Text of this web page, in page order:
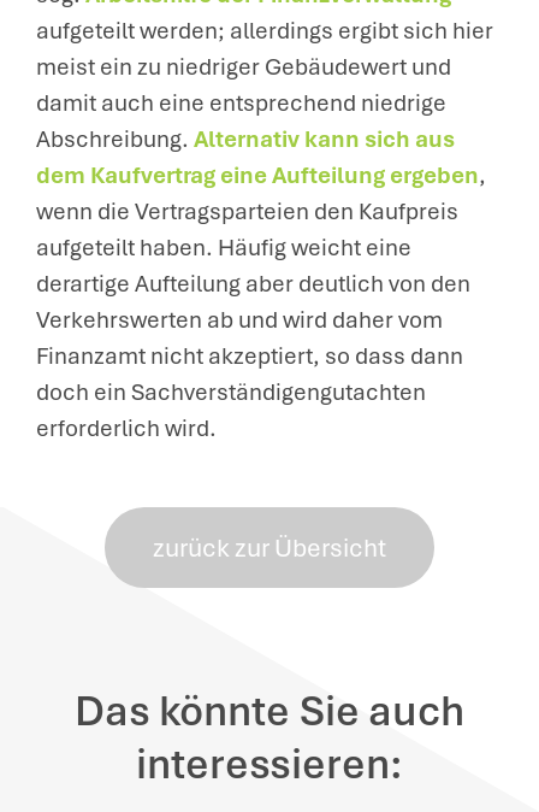
aufgeteilt werden; allerdings ergibt sich hier
meist ein zu niedriger Gebäudewert und
damit auch eine entsprechend niedrige
Abschreibung. Alternativ kann sich aus
dem Kaufvertrag eine Aufteilung ergeben,
wenn die Vertragsparteien den Kaufpreis
aufgeteilt haben. Häufig weicht eine
derartige Aufteilung aber deutlich von den
Verkehrswerten ab und wird daher vom
Finanzamt nicht akzeptiert, so dass dann
doch ein Sachverständigengutachten
erforderlich wird.
zurück zur Übersicht
Das könnte Sie auch
interessieren: